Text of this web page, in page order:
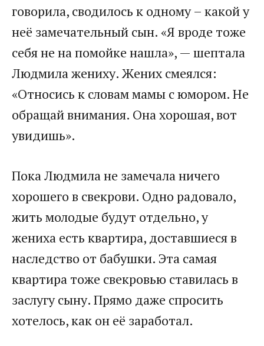
говорила, сводилось к одному – какой у
неё замечательный сын. «Я вроде тоже
себя не на помойке нашла», — шептала
Людмила жениху. Жених смеялся:
«Относись к словам мамы с юмором. Не
обращай внимания. Она хорошая, вот
увидишь».
Пока Людмила не замечала ничего
хорошего в свекрови. Одно радовало,
жить молодые будут отдельно, у
жениха есть квартира, доставшиеся в
наследство от бабушки. Эта самая
квартира тоже свекровью ставилась в
заслугу сыну. Прямо даже спросить
хотелось, как он её заработал.